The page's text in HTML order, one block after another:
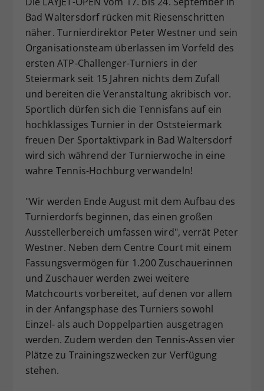
Bad Waltersdorf rücken mit Riesenschritten
näher. Turnierdirektor Peter Westner und sein
Organisationsteam überlassen im Vorfeld des
ersten ATP-Challenger-Turniers in der
Steiermark seit 15 Jahren nichts dem Zufall
und bereiten die Veranstaltung akribisch vor.
Sportlich dürfen sich die Tennisfans auf ein
hochklassiges Turnier in der Oststeiermark
freuen Der Sportaktivpark in Bad Waltersdorf
wird sich während der Turnierwoche in eine
wahre Tennis-Hochburg verwandeln!
"Wir werden Ende August mit dem Aufbau des
Turnierdorfs beginnen, das einen großen
Ausstellerbereich umfassen wird", verrät Peter
Westner. Neben dem Centre Court mit einem
Fassungsvermögen für 1.200 Zuschauerinnen
und Zuschauer werden zwei weitere
Matchcourts vorbereitet, auf denen vor allem
in der Anfangsphase des Turniers sowohl
Einzel- als auch Doppelpartien ausgetragen
werden. Zudem werden den Tennis-Assen vier
Plätze zu Trainingszwecken zur Verfügung
stehen.
Zweck
Dieser Wert speichert Ihre Consent-
Einstellungen. Unter anderem eine
historische Speicherung Ihrer
vorgenommen Einstellungen, falls der
Webseiten-Betreiber dies eingestellt
hat.